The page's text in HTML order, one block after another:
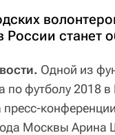
России станет
Одной из
футболу 2018 в
конференции
Москвы Арина